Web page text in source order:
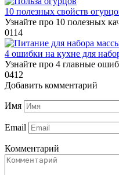
10 полезных свойств
Узнайте про 10 полезных
0114
4 ошибки на кухне для
Узнайте про 4 главные
0412
Добавить комментарий
Имя
Email
Комментарий